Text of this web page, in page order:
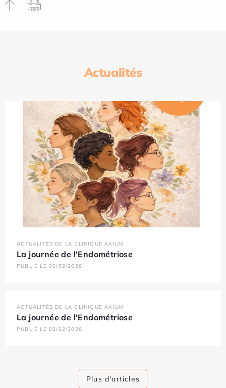
Actualités
ACTUALITÉS DE LA CLINIQUE AXIUM
La journée de l'Endométriose
PUBLIÉ LE 02/02/2026
ACTUALITÉS DE LA CLINIQUE AXIUM
La journée de l'Endométriose
PUBLIÉ LE 02/02/2026
Plus d'articles